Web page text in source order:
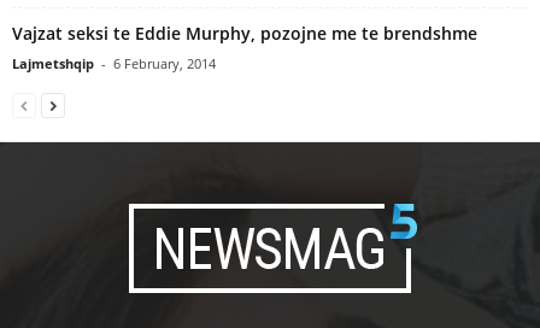
Vajzat seksi te Eddie Murphy, pozojne me te brendshme
Lajmetshqip - 6 February, 2014